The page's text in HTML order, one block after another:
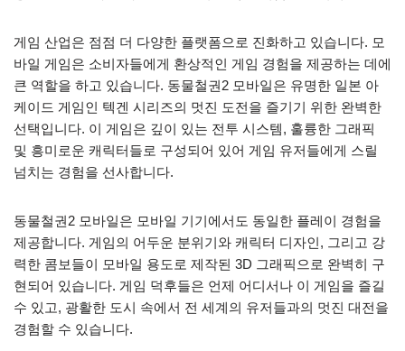
게임 산업은 점점 더 다양한 플랫폼으로 진화하고 있습니다. 모
바일 게임은 소비자들에게 환상적인 게임 경험을 제공하는 데에
큰 역할을 하고 있습니다. 동물철권2 모바일은 유명한 일본 아
케이드 게임인 텍겐 시리즈의 멋진 도전을 즐기기 위한 완벽한
선택입니다. 이 게임은 깊이 있는 전투 시스템, 훌륭한 그래픽
및 흥미로운 캐릭터들로 구성되어 있어 게임 유저들에게 스릴
넘치는 경험을 선사합니다.
동물철권2 모바일은 모바일 기기에서도 동일한 플레이 경험을
제공합니다. 게임의 어두운 분위기와 캐릭터 디자인, 그리고 강
력한 콤보들이 모바일 용도로 제작된 3D 그래픽으로 완벽히 구
현되어 있습니다. 게임 덕후들은 언제 어디서나 이 게임을 즐길
수 있고, 광활한 도시 속에서 전 세계의 유저들과의 멋진 대전을
경험할 수 있습니다.